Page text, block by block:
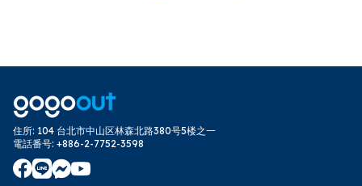
住所: 104 台北市中山区林森北路380号5楼之一
電話番号: +886-2-7752-3598